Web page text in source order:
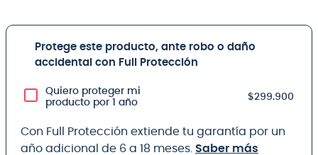
Protege este producto, ante robo o daño
accidental con Full Protección
Quiero proteger mi
producto por 1 año
$299.900
Con Full Protección extiende tu garantía por un
año adicional de 6 a 18 meses. Saber más